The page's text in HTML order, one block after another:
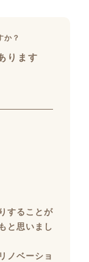
ります
することが
と思いまし
ノベーショ